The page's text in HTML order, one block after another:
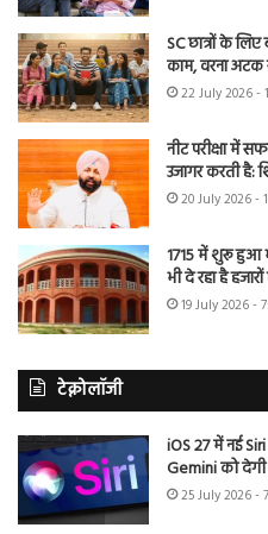
SC छात्रों के
काम, वरना
22 July 2026 -
नीट परीक्षा में
उजागर करती है:
20 July 2026 -
1715 में शुरू हुआ
भी दे रहा है हजारों
19 July 2026 -
टेक्नोलॉजी
iOS 27 में नई
Gemini को
25 July 2026 -